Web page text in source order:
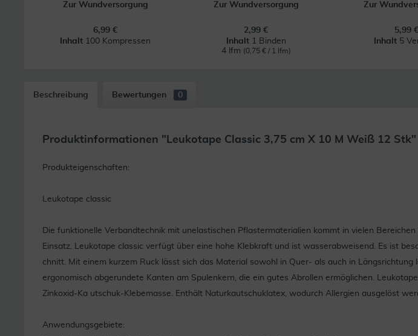
Zur Wundversorgung
6,99 €
Inhalt 100 Kompressen
Zur Wundversorgung
2,99 €
Inhalt 1 Binden
4 lfm (0,75 € / 1 lfm)
Zur
5,99 €
Inhalt 5
Beschreibung Bewertungen 0
Produktinformationen "Leukotape Classic 3,75 cm X 10 M Weiß 12 Stk"
Produkteigenschaften:
Leukotape classic
Die funktionelle Verbandtechnik mit unelastischen Pflastermaterialien kommt in vielen
Einsatz. Leukotape classic verfügt über eine hohe Klebkraft und ist wasserabweisend. Es ist
chnitt. Mit einem kurzem Ruck lässt sich das Material sowohl in Quer- als auch in
ergonomisch abgerundete Kanten am Spulenkern, die ein gutes Abrollen ermöglichen.
Zinkoxid-Ka utschuk-Klebemasse. Enthält Naturkautschuklatex, wodurch Allergien ausgelöst
Anwendungsgebiete: